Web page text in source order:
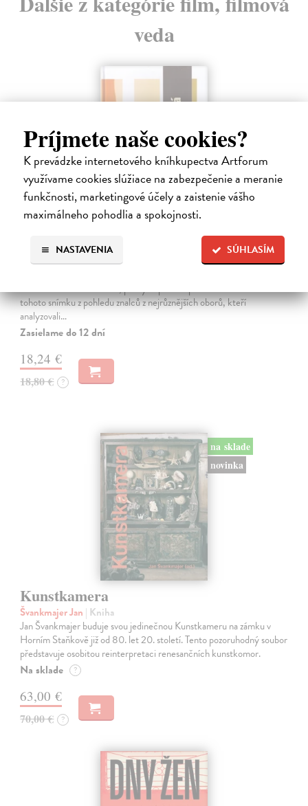
Príjmete naše cookies?
K prevádzke internetového kníhkupectva Artforum
využívame cookies slúžiace na zabezpečenie a meranie
funkčnosti, marketingové účely a zaistenie vášho
maximálneho pohodlia a spokojnosti.
SÚHLASÍM
NASTAVENIA
veda
Marketa Lazarová. Studie a dokumenty
Gajdošík Petr (ed.)| Kniha
Vláčila 'Marketa Lazarová', poskytla prostor pro nové zhodnocení
tohoto snímku z pohledu znalců z nejrůznějších oborů, kteří
analyzovali…
Zasielame do 12 dní
18,24 €
18,80 € ?
na sklade
novinka
Kunstkamera
Švankmajer Jan | Kniha
Jan Švankmajer buduje svou jedinečnou Kunstkameru na zámku v
Horním Staňkově již od 80. let 20. století. Tento pozoruhodný soubor
představuje osobitou reinterpretaci renesančních kunstkomor.
Na sklade ?
63,00 €
70,00 € ?